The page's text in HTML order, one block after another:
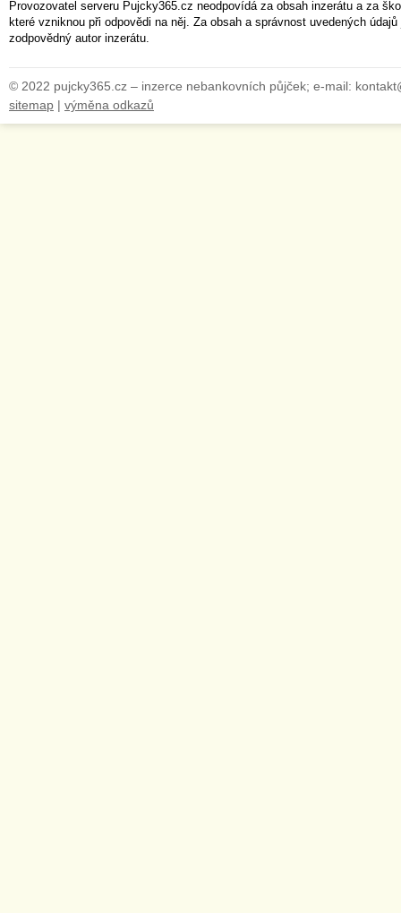
Provozovatel serveru Pujcky365.cz neodpovídá za obsah inzerátu a za
které vzniknou při odpovědi na něj. Za obsah a správnost uvedených
zodpovědný autor inzerátu.
© 2022 pujcky365.cz – inzerce nebankovních půjček; e-mail:
sitemap | výměna odkazů